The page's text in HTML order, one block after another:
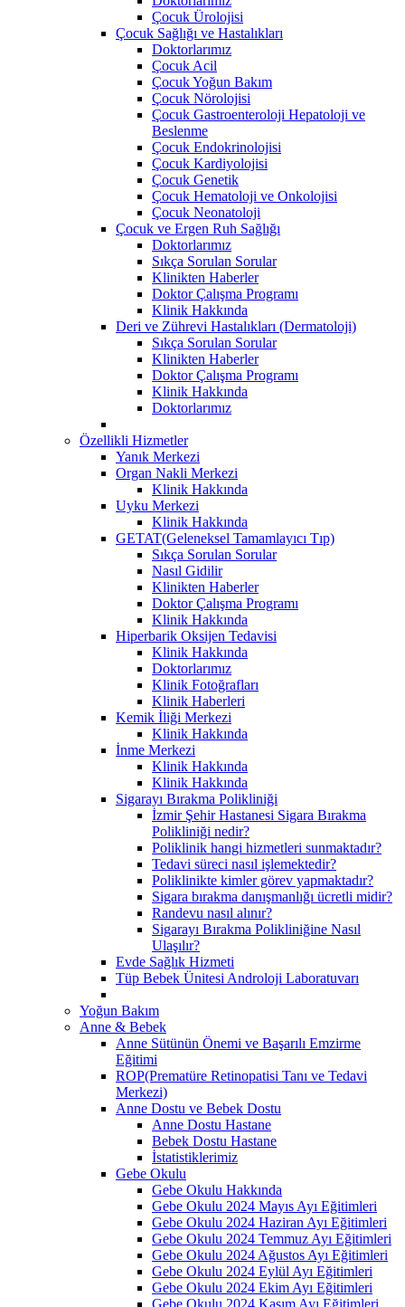
Çocuk Ürolojisi
Çocuk Sağlığı ve Hastalıkları
Doktorlarımız
Çocuk Acil
Çocuk Yoğun Bakım
Çocuk Nörolojisi
Çocuk Gastroenteroloji Hepatoloji ve
Beslenme
Çocuk Endokrinolojisi
Çocuk Kardiyolojisi
Çocuk Genetik
Çocuk Hematoloji ve Onkolojisi
Çocuk Neonatoloji
Çocuk ve Ergen Ruh Sağlığı
Doktorlarımız
Sıkça Sorulan Sorular
Klinikten Haberler
Doktor Çalışma Programı
Klinik Hakkında
Deri ve Zührevi Hastalıkları (Dermatoloji)
Sıkça Sorulan Sorular
Klinikten Haberler
Doktor Çalışma Programı
Klinik Hakkında
Doktorlarımız
Özellikli Hizmetler
Yanık Merkezi
Organ Nakli Merkezi
Klinik Hakkında
Uyku Merkezi
Klinik Hakkında
GETAT(Geleneksel Tamamlayıcı Tıp)
Sıkça Sorulan Sorular
Nasıl Gidilir
Klinikten Haberler
Doktor Çalışma Programı
Klinik Hakkında
Hiperbarik Oksijen Tedavisi
Klinik Hakkında
Doktorlarımız
Klinik Fotoğrafları
Klinik Haberleri
Kemik İliği Merkezi
Klinik Hakkında
İnme Merkezi
Klinik Hakkında
Klinik Hakkında
Sigarayı Bırakma Polikliniği
İzmir Şehir Hastanesi Sigara Bırakma
Polikliniği nedir?
Poliklinik hangi hizmetleri sunmaktadır?
Tedavi süreci nasıl işlemektedir?
Poliklinikte kimler görev yapmaktadır?
Sigara bırakma danışmanlığı ücretli midir?
Randevu nasıl alınır?
Sigarayı Bırakma Polikliniğine Nasıl
Ulaşılır?
Evde Sağlık Hizmeti
Tüp Bebek Ünitesi Androloji Laboratuvarı
Yoğun Bakım
Anne & Bebek
Anne Sütünün Önemi ve Başarılı Emzirme
Eğitimi
ROP(Prematüre Retinopatisi Tanı ve Tedavi
Merkezi)
Anne Dostu ve Bebek Dostu
Anne Dostu Hastane
Bebek Dostu Hastane
İstatistiklerimiz
Gebe Okulu
Gebe Okulu Hakkında
Gebe Okulu 2024 Mayıs Ayı Eğitimleri
Gebe Okulu 2024 Haziran Ayı Eğitimleri
Gebe Okulu 2024 Temmuz Ayı Eğitimleri
Gebe Okulu 2024 Ağustos Ayı Eğitimleri
Gebe Okulu 2024 Eylül Ayı Eğitimleri
Gebe Okulu 2024 Ekim Ayı Eğitimleri
Gebe Okulu 2024 Kasım Ayı Eğitimleri